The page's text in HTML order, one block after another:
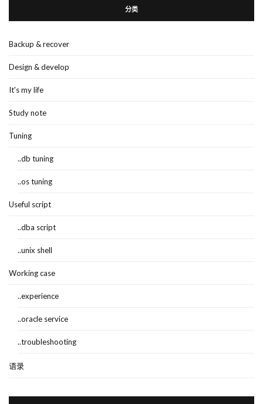
分类
Backup & recover
Design & develop
It's my life
Study note
Tuning
..db tuning
..os tuning
Useful script
..dba script
..unix shell
Working case
..experience
..oracle service
..troubleshooting
语录